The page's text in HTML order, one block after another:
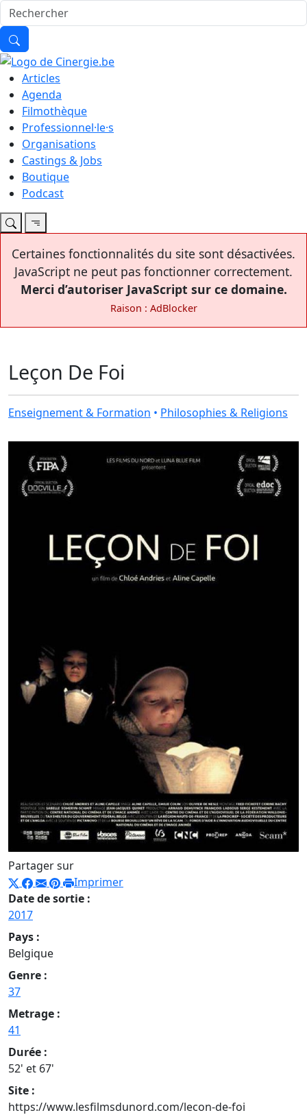
Articles
Agenda
Filmothèque
Professionnel·le·s
Organisations
Castings & Jobs
Boutique
Podcast
Certaines fonctionnalités du site sont désactivées.
JavaScript ne peut pas fonctionner correctement.
Merci d’autoriser JavaScript sur ce domaine.
Raison : AdBlocker
Leçon De Foi
Enseignement & Formation • Philosophies & Religions
Partager sur
Imprimer
Date de sortie :
2017
Pays :
Belgique
Genre :
37
Metrage :
41
Durée :
52' et 67'
Site :
https://www.lesfilmsdunord.com/lecon-de-foi